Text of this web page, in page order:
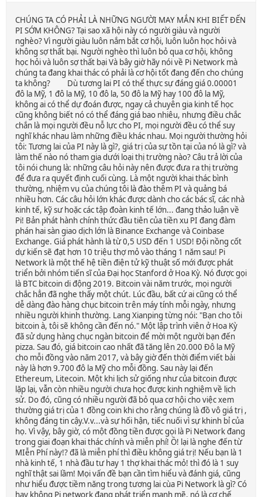
CHÚNG TA CÓ PHẢI LÀ NHỮNG NGƯỜI MAY MẮN KHI BIẾT ĐẾN
PI SỚM KHÔNG? Tại sao xã hội này có người giàu và người
nghèo? Vì người giàu luôn nắm bắt cơ hội, luôn luôn học hỏi và
không sợ thất bại. Người nghèo thì luôn bỏ qua cơ hội, không
học hỏi và luôn sợ thất bại Và bây giờ hãy nói về Pi Network mà
chúng ta đang khai thác có phải là cơ hội tốt đang đến cho chúng
ta không? Dù tương lai PI có thể thực sự đáng giá 0.00001
đô la Mỹ, 1 đô la Mỹ, 10 đô la, 50 đô la Mỹ hay 100 đô la Mỹ,
không ai có thể dự đoán được, ngay cả chuyên gia kinh tế học
cũng không biết nó có thể đáng giá bao nhiêu, nhưng điều chắc
chắn là mọi người đều nỗ lực cho PI, mọi người đều có thể suy
nghĩ khác nhau làm những điều khác nhau. Mọi người thường hỏi
tôi: Tương lai của PI này là gì?, giá trị của sự tồn tại của nó là gì? và
làm thế nào nó tham gia dưới loại thị trường nào? Câu trả lời của
tôi nói chung là: những câu hỏi này nên được đưa ra thị trường
để đưa ra quyết định cuối cùng. Là một người khai thác bình
thường, nhiệm vụ của chúng tôi là đào thêm PI và quảng bá
nhiều hơn. Các câu hỏi lớn khác được dành cho các bác sĩ, các nhà
kinh tế, kỹ sư hoặc các tập đoàn kinh tế lớn... đang thảo luận về
Pi! Bản phát hành chính thức đầu tiên của tiền xu PI đang đàm
phán hai sàn giao dịch lớn là Binance Exchange và Coinbase
Exchange. Giá phát hành là từ 0,5 USD đến 1 USD! Đội nồng cốt
dự kiến ​​sẽ đạt hơn 10 triệu thợ mỏ vào tháng 1 năm sau! Pi
Network là một thế hệ tiền điện tử kỹ thuật số mới được phát
triển bởi nhóm tiến sĩ của Đại học Stanford ở Hoa Kỳ. Nó được gọi
là BTC bitcoin di động 2019. Bitcoin vài năm trước, mọi người
chắc hẳn đã nghe thấy một chút. Lúc đầu, bất cứ ai cũng có thể
dễ dàng đào hàng chục bitcoin trên máy tính mỗi ngày, nhưng
nhiều người khinh thường. Lang Xianping từng nói: "Bạn cho tôi
bitcoin à, tôi sẽ không cần đến nó." Một lập trình viên ở Hoa Kỳ
đã sử dụng hàng chục ngàn bitcoin để mời một người bạn đến
pizza. Sau đó, giá bitcoin cao nhất đã tăng lên 20.000 Đô la Mỹ
cho mỗi đồng vào năm 2017, và bây giờ đến thời điểm viết bài
này là hơn 9.700 đô la Mỹ cho mỗi đồng. Sau này lại đến
Ethereum, Litecoin. Một khi lịch sử giống như của bitcoin được
lặp lại, vẫn còn nhiều người chưa học được kinh nghiệm về lịch
sử. Do đó, cũng có nhiều người đã bỏ qua cơ hội cho việc xem
thường giá trị của 1 đồng coin khi cho rằng chúng là đồ vô giá trị ,
không đáng tin cậy.V.v...và sự hối hận, tiếc nuối vì sự khinh bỉ của
họ. Vì vậy, bây giờ, có một đồng tiền được gọi là Pi Network đang
trong giai đoạn khai thác chính và miễn phí! Ồ! lại là nghe đến từ
MIễn Phí này!? đã là miễn phí thì điều không giá trị! Nếu bạn là 1
nhà kinh tế, 1 nhà đầu tư hay 1 thợ khai thác mỏ! thì đó là 1 suy
nghĩ thật sai lầm! Mọi vấn đề bạn cần tìm hiểu và đánh giá, cũng
như hiểu được tiềm năng trong tương lai cùa Pi Network là gì? Có
hay không Pi network đang phát triển mạnh mẽ, nó là cơ chế